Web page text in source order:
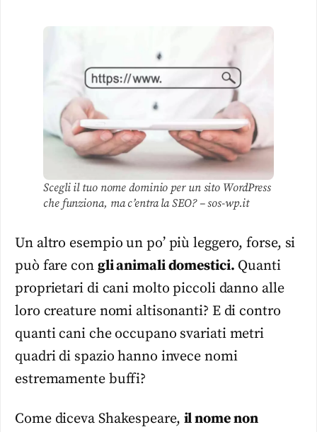
Scegli il tuo nome dominio per un sito WordPress
che funziona, ma c’entra la SEO? – sos-wp.it
Un altro esempio un po’ più leggero, forse, si
può fare con gli animali domestici. Quanti
proprietari di cani molto piccoli danno alle
loro creature nomi altisonanti? E di contro
quanti cani che occupano svariati metri
quadri di spazio hanno invece nomi
estremamente buffi?
Come diceva Shakespeare, il nome non